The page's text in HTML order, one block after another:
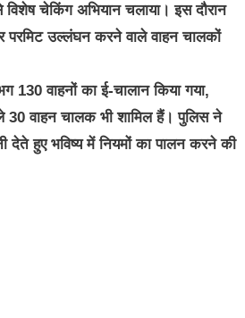
चेकिंग अभियान चलाया। इस दौरान
परमिट उल्लंघन करने वाले वाहन चालकों
130 वाहनों का ई-चालान किया गया,
30 वाहन चालक भी शामिल हैं। पुलिस ने
देते हुए भविष्य में नियमों का पालन करने की